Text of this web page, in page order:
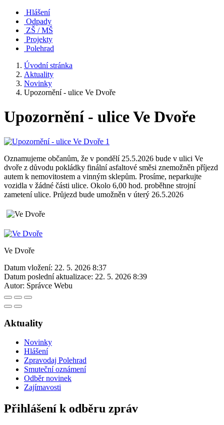
Hlášení
Odpady
ZŠ / MŠ
Projekty
Polehrad
Úvodní stránka
Aktuality
Novinky
Upozornění - ulice Ve Dvoře
Upozornění - ulice Ve Dvoře
Oznamujeme občanům, že v pondělí 25.5.2026 bude v ulici Ve
dvoře z důvodu pokládky finální asfaltové směsi znemožněn příjezd
autem k nemovitostem a vinným sklepům. Prosíme, neparkujte
vozidla v žádné části ulice. Okolo 6,00 hod. proběhne strojní
zametení ulice. Průjezd bude umožněn v úterý 26.5.2026
Ve Dvoře
Datum vložení: 22. 5. 2026 8:37
Datum poslední aktualizace: 22. 5. 2026 8:39
Autor: Správce Webu
Aktuality
Novinky
Hlášení
Zpravodaj Polehrad
Smuteční oznámení
Odběr novinek
Zajímavosti
Přihlášení k odběru zpráv